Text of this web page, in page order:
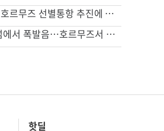
뉴욕증시, 이란의 호르무즈 선별통항 추진에 하락…다우 0.9%↓
이란 매체 "게슘섬에서 폭발음…호르무즈서 적대 표적 무력화"
핫딜